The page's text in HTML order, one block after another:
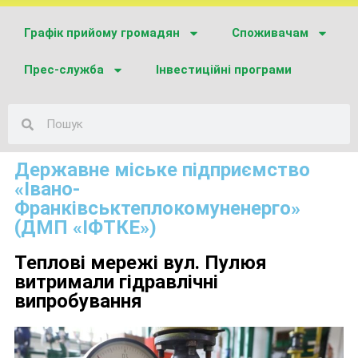
Графік прийому громадян Споживачам
Прес-служба Інвестиційні програми
Державне міське підприємство
«Івано-
Франківськтеплокомуненерго»
(ДМП «ІФТКЕ»)
Теплові мережі вул. Пулюя
витримали гідравлічні
випробування